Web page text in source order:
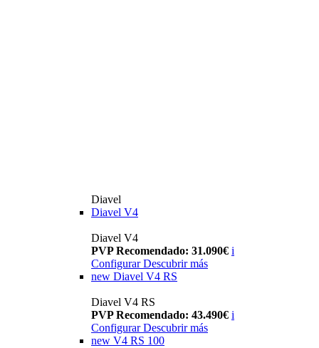
Diavel
Diavel V4
Diavel V4
PVP Recomendado: 31.090€ i
Configurar Descubrir más
new Diavel V4 RS
Diavel V4 RS
PVP Recomendado: 43.490€ i
Configurar Descubrir más
new V4 RS 100